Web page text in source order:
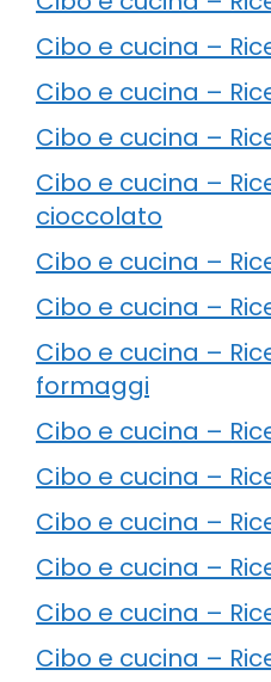
Cibo e cucina –
Cibo e cucina –
Cibo e cucina –
Cibo e cucina –
cioccolato
Cibo e cucina –
Cibo e cucina –
Cibo e cucina –
formaggi
Cibo e cucina –
Cibo e cucina –
Cibo e cucina –
Cibo e cucina –
Cibo e cucina –
Cibo e cucina –